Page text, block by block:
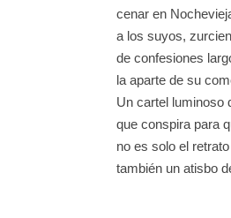
cenar en
a los suyos,
de confesiones
la aparte de su
Un cartel luminoso
que conspira para
no es solo el
también un atisbo